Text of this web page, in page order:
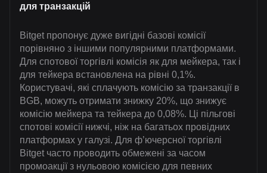
для транзакцій
Bitget пропонує дуже вигідні базові комісії
порівняно з іншими популярними платформами.
Для спотової торгівлі комісія як для мейкера, так і
для тейкера встановлена на рівні 0,1%.
Користувачі, які сплачують комісію за транзакції в
BGB, можуть отримати знижку 20%, що знижує
комісію мейкера та тейкера до 0,08%. Ці пільгові
спотові комісії нижчі, ніж на багатьох провідних
платформах у галузі. Для ф’ючерсної торгівлі
Bitget часто проводить обмежені за часом
промоакції з нульовою комісією для певних